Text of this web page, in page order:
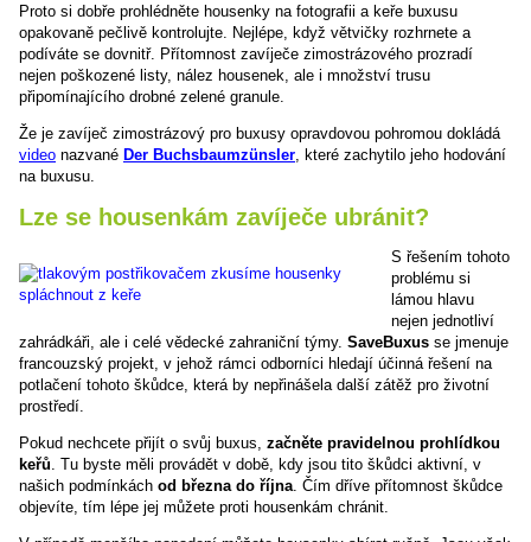
Proto si dobře prohlédněte housenky na fotografii a keře buxusu
opakovaně pečlivě kontrolujte. Nejlépe, když větvičky rozhrnete a
podíváte se dovnitř. Přítomnost zavíječe zimostrázového prozradí
nejen poškozené listy, nález housenek, ale i množství trusu
připomínajícího drobné zelené granule.
Že je zavíječ zimostrázový pro buxusy opravdovou pohromou dokládá
video nazvané Der Buchsbaumzünsler , které zachytilo jeho hodování
na buxusu.
Lze se housenkám zavíječe ubránit?
S řešením tohoto
problému si
lámou hlavu
nejen jednotliví
zahrádkáři, ale i celé vědecké zahraniční týmy. SaveBuxus se jmenuje
francouzský projekt, v jehož rámci odborníci hledají účinná řešení na
potlačení tohoto škůdce, která by nepřinášela další zátěž pro životní
prostředí.
Pokud nechcete přijít o svůj buxus, začněte pravidelnou prohlídkou
keřů . Tu byste měli provádět v době, kdy jsou tito škůdci aktivní, v
našich podmínkách od března do října . Čím dříve přítomnost škůdce
objevíte, tím lépe jej můžete proti housenkám chránit.